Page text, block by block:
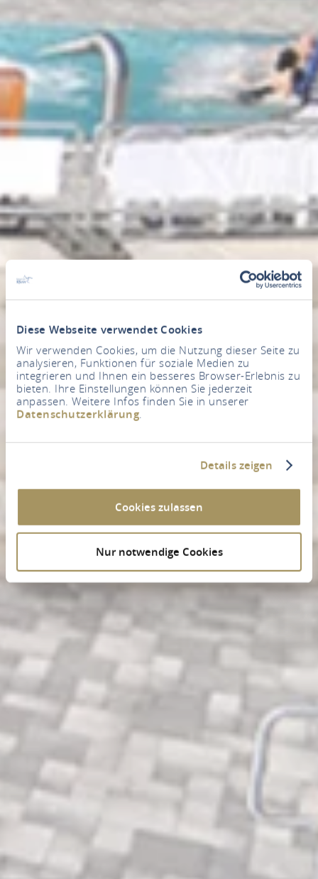
Diese Webseite verwendet Cookies
Wir verwenden Cookies, um die Nutzung dieser Seite zu
analysieren, Funktionen für soziale Medien zu
integrieren und Ihnen ein besseres Browser-Erlebnis zu
bieten. Ihre Einstellungen können Sie jederzeit
anpassen. Weitere Infos finden Sie in unserer
Datenschutzerklärung.
Details zeigen
Cookies zulassen
Nur notwendige Cookies